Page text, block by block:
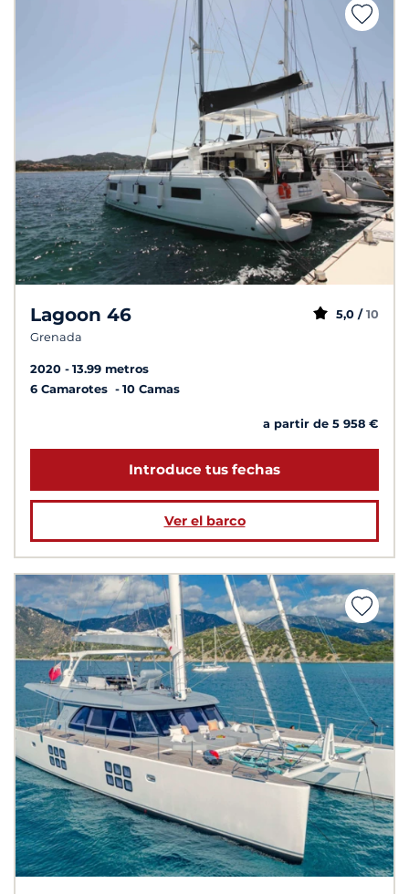
Lagoon 46
Grenada
5,0 / 10
2020
13.99 metros
6 Camarotes
10 Camas
a partir de 5 958 €
Introduce tus fechas
Ver el barco